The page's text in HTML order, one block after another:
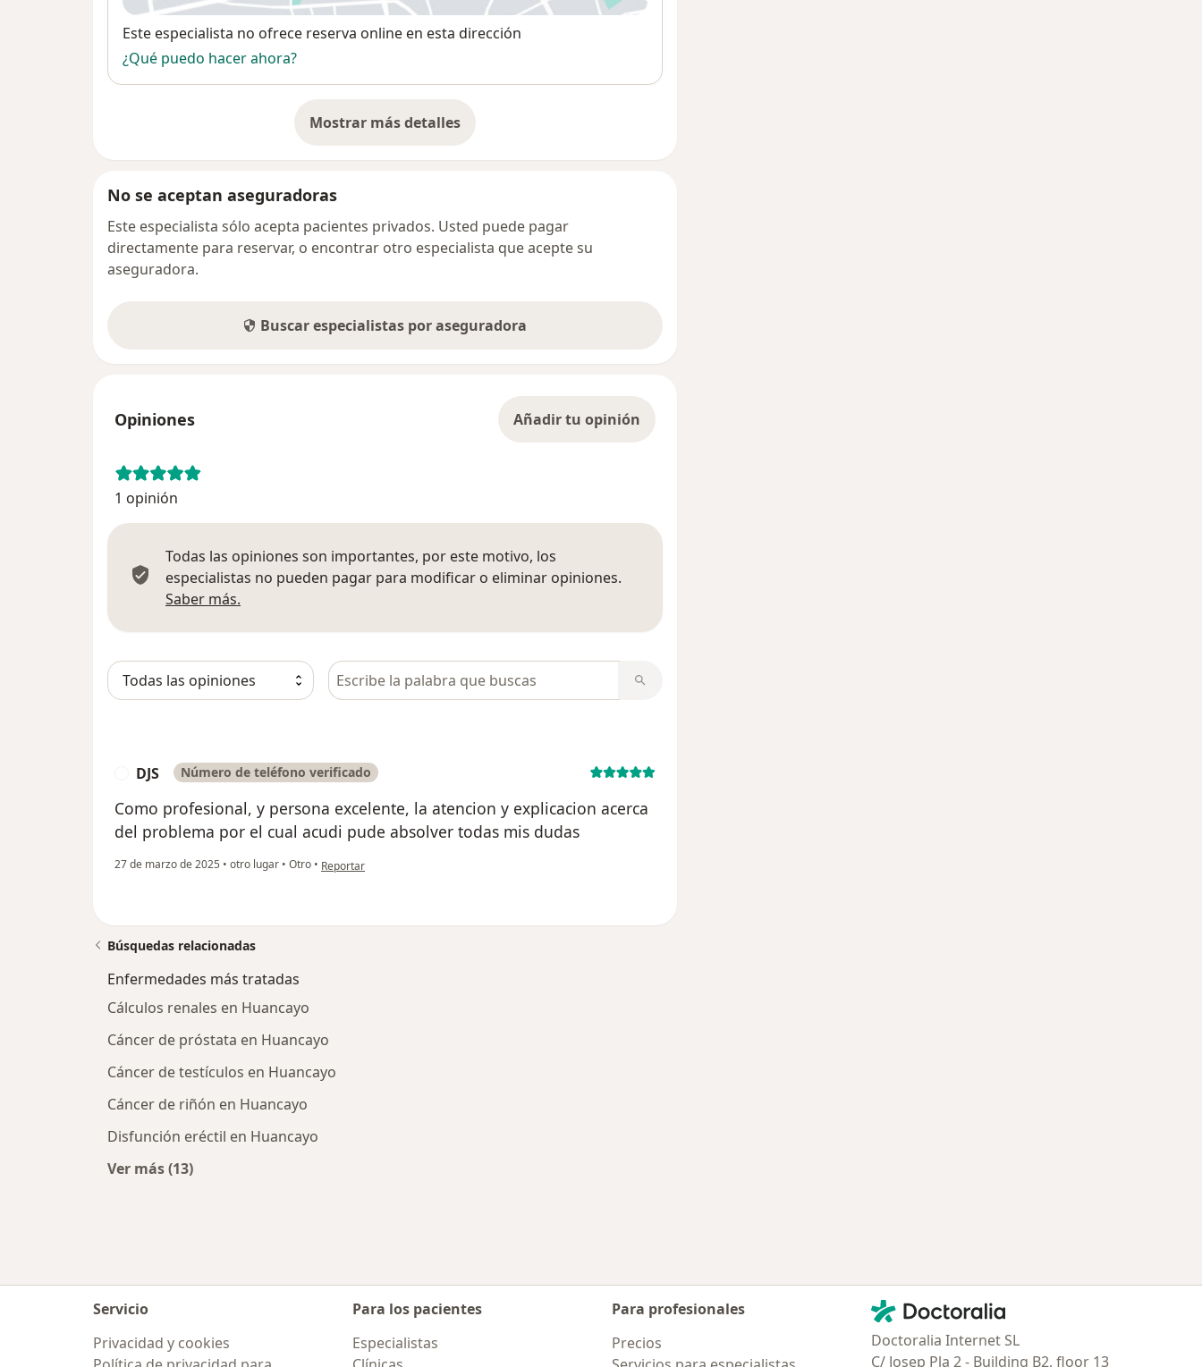
Disponibilidad
Este especialista no ofrece reserva online en esta dirección
¿Qué puedo hacer ahora?
Mostrar más detalles
sobre la dirección
No se aceptan aseguradoras
Este especialista sólo acepta pacientes privados. Usted puede pagar
directamente para reservar, o encontrar otro especialista que acepte su
aseguradora.
Buscar especialistas por aseguradora
Opiniones Añadir tu opinión
1 opinión
Todas las opiniones son importantes, por este motivo, los
especialistas no pueden pagar para modificar o eliminar opiniones.
Saber más.
Busca en opiniones
DJS Número de teléfono verificado
Como profesional, y persona excelente, la atencion y explicacion acerca
del problema por el cual acudi pude absolver todas mis dudas
27 de marzo de 2025 • otro lugar • Otro • en opinión del usuario DJS
Reportar
Búsquedas relacionadas
Enfermedades más tratadas
Cálculos renales en Huancayo
Cáncer de próstata en Huancayo
Cáncer de testículos en Huancayo
Cáncer de riñón en Huancayo
Disfunción eréctil en Huancayo
Ver más (13)
Servicio
Privacidad y cookies
Para los pacientes
Especialistas
Para profesionales
Precios
Contacto
Doctoralia - Página de inicio
Doctoralia Internet SL
C/ Josep Pla 2 - Building B2, floor 13